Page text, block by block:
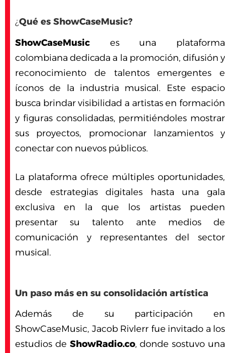
¿Qué es ShowCaseMusic?
ShowCaseMusic es una plataforma
colombiana dedicada a la promoción, difusión y
reconocimiento de talentos emergentes e
íconos de la industria musical. Este espacio
busca brindar visibilidad a artistas en formación
y figuras consolidadas, permitiéndoles mostrar
sus proyectos, promocionar lanzamientos y
conectar con nuevos públicos.
La plataforma ofrece múltiples oportunidades,
desde estrategias digitales hasta una gala
exclusiva en la que los artistas pueden
presentar su talento ante medios de
comunicación y representantes del sector
musical.
Un paso más en su consolidación artística
Además de su participación en
ShowCaseMusic, Jacob Rivlerr fue invitado a los
estudios de ShowRadio.co, donde sostuvo una